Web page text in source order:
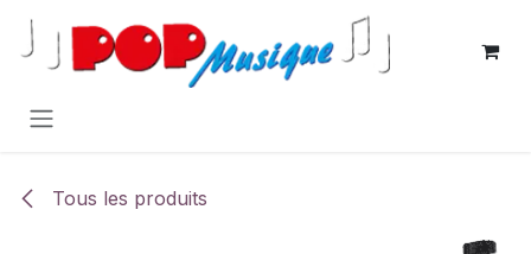
Se rendre au contenu
Tous les produits